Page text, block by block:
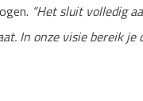
“Het sluit volledig
In onze visie bereik